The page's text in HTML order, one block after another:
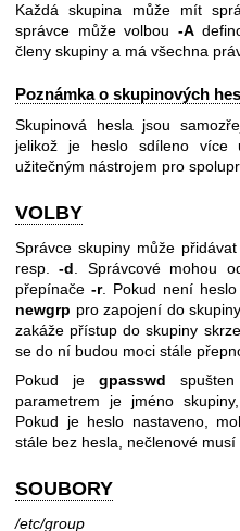
Každá skupina může mít
správce může volbou -A
členy skupiny a má všechna
Poznámka o skupinových
Skupinová hesla jsou
jelikož je heslo sdíleno více
užitečným nástrojem pro
VOLBY
Správce skupiny může
resp.-d . Správcové mohou
přepínače -r. Pokud není
newgrp pro zapojení do
zakáže přístup do skupiny
se do ní budou moci stále
Pokud je gpasswd
parametrem je jméno
Pokud je heslo nastaveno,
stále bez hesla, nečlenové musí
SOUBORY
/etc/group